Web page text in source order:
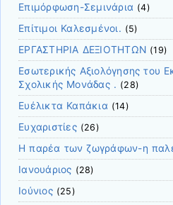
Επιμόρφωση-Σεμινάρια (4)
Επίτιμοι Καλεσμένοι. (5)
ΕΡΓΑΣΤΗΡΙΑ ΔΕΞΙΟΤΗΤΩΝ (19)
Εσωτερικής Αξιολόγησης του
Σχολικής Μονάδας . (28)
Ευέλικτα Καπάκια (14)
Ευχαριστίες(26)
Η παρέα των ζωγράφων-η
Ιανουάριος (28)
Ιούνιος(25)